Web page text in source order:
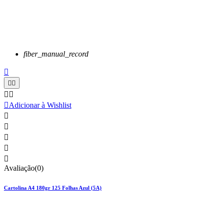
fiber_manual_record

 
 
Adicionar à Wishlist





Avaliação(0)
Cartolina A4 180gr 125 Folhas Azul (5A)